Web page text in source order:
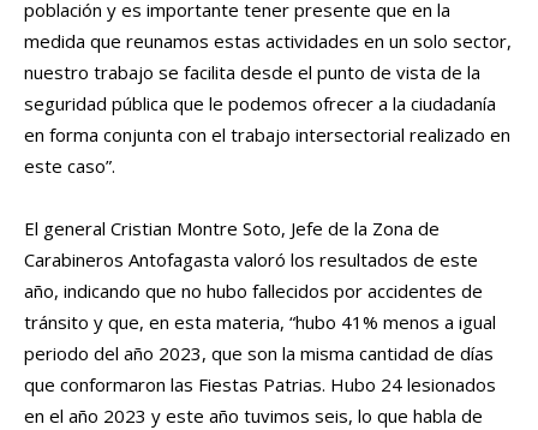
población y es importante tener presente que en la
medida que reunamos estas actividades en un solo sector,
nuestro trabajo se facilita desde el punto de vista de la
seguridad pública que le podemos ofrecer a la ciudadanía
en forma conjunta con el trabajo intersectorial realizado en
este caso”.
El general Cristian Montre Soto, Jefe de la Zona de
Carabineros Antofagasta valoró los resultados de este
año, indicando que no hubo fallecidos por accidentes de
tránsito y que, en esta materia, “hubo 41% menos a igual
periodo del año 2023, que son la misma cantidad de días
que conformaron las Fiestas Patrias. Hubo 24 lesionados
en el año 2023 y este año tuvimos seis, lo que habla de